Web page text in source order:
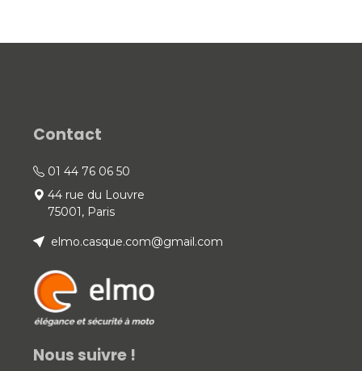
Contact
01 44 76 06 50
44 rue du Louvre
75001, Paris
elmo.casque.com@gmail.com
Nous suivre !